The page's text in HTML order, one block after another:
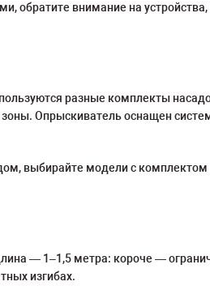
обратите внимание на
разные комплекты
Опрыскиватель оснащен
выбирайте модели с комплектом
— 1–1,5 метра: короче —
изгибах.